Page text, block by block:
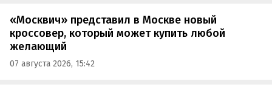
«Москвич» представил в Москве новый
кроссовер, который может купить любой
желающий
07 августа 2026, 15:42